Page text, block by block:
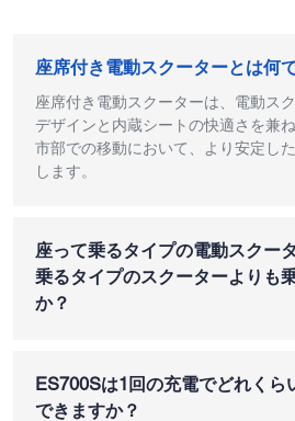
座席付き電動スクーターとは何
座席付き電動スクーターは、電動ス
デザインと内蔵シートの快適さを兼
市部での移動において、より安定し
します。
座って乗るタイプの電動スクー
乗るタイプのスクーターよりも
か？
ES700Sは1回の充電でどれくら
できますか？